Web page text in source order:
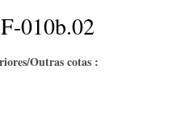
010b.02
Outras cotas :